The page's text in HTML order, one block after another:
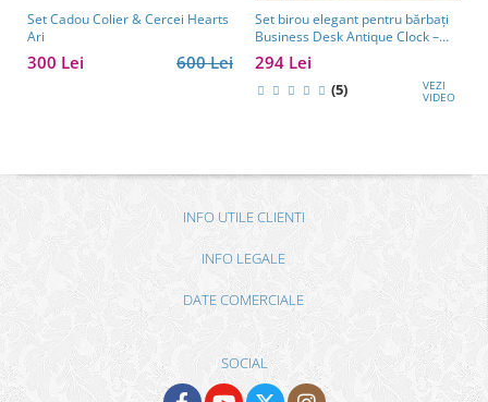
Set Cadou Colier & Cercei Hearts
Ari
600 Lei
300 Lei
Set birou elegant pentru bărbați
Business Desk Antique Clock –
cadou premium pentru șef, soț
sau partener de afaceri
294 Lei
(5) VEZI
VIDEO
INFO UTILE CLIENTI
INFO LEGALE
DATE COMERCIALE
SOCIAL